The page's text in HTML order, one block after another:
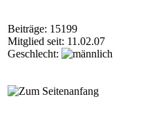
Beiträge: 15199
Mitglied seit: 11.02.07
Geschlecht: